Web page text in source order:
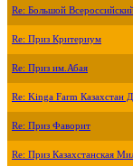
Re: Большой
Re: Приз Критериум
Re: Приз им.Абая
Re: Kinga Farm Казахстан
Re: Приз Фаворит
Re: Приз Казахстанская